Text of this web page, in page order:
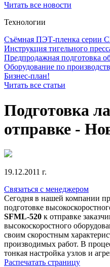
Читать все новости
Технологии
Съёмная ПЭТ-пленка серии
Инструкция тигельного
Предпродажная подготовка
Оборудование по
Бизнес-план!
Читать все статьи
Подготовка
отправке -
19.12.2011 г.
Связаться с менеджером
Сегодня в нашей компании
подготовке
SFML-520 к отправке
высокоскоростного
своим скоростным
производимых работ. В
тонкая настройка узлов и
Распечатать страницу